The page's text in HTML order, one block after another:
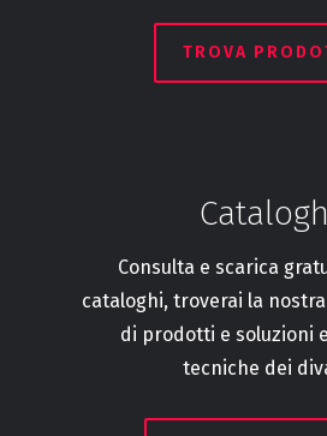
TROVA
Consulta e scarica
cataloghi, troverai la
di prodotti e soluzioni
tecniche dei